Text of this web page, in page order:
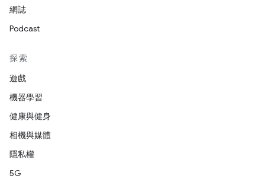
網誌
Podcast
探索
遊戲
機器學習
健康與健身
相機與媒體
隱私權
5G